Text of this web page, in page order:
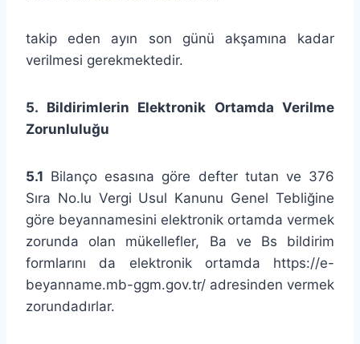
takip eden ayın son günü akşamına kadar
verilmesi gerekmektedir.
5. Bildirimlerin Elektronik Ortamda Verilme
Zorunluluğu
5.1 Bilanço esasına göre defter tutan ve 376
Sıra No.lu Vergi Usul Kanunu Genel Tebliğine
göre beyannamesini elektronik ortamda vermek
zorunda olan mükellefler, Ba ve Bs bildirim
formlarını da elektronik ortamda https://e-
beyanname.mb-ggm.gov.tr/ adresinden vermek
zorundadırlar.